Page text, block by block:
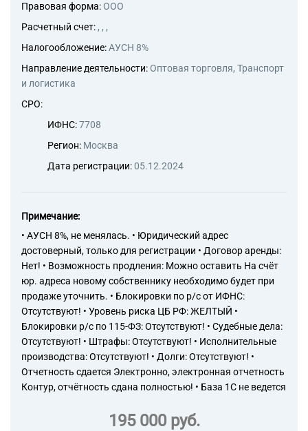
Правовая форма: ООО
Расчетный счет: , , ,
Налогообложение:АУСН 8%
Направление деятельности: Оптовая торговля, Транспорт
и логистика
СРО:
ИФНС:7708
Регион: Москва
Дата регистрации:05.12.2024
Примечание:
• АУСН 8%, не менялась. • Юридический адрес
достоверный, только для регистрации • Договор аренды:
Нет! • Возможность продления: Можно оставить На счёт
юр. адреса новому собственнику необходимо будет при
продаже уточнить. • Блокировки по р/с от ИФНС:
Отсутствуют! • Уровень риска ЦБ РФ: ЖЕЛТЫЙ •
Блокировки р/с по 115-ФЗ: Отсутствуют! • Судебные дела:
Отсутствуют! • Штрафы: Отсутствуют! • Исполнительные
производства: Отсутствуют! • Долги: Отсутствуют! •
Отчетность сдается Электронно, электронная отчетность
Контур, отчётность сдана полностью! • База 1С не ведется
195 000 руб.